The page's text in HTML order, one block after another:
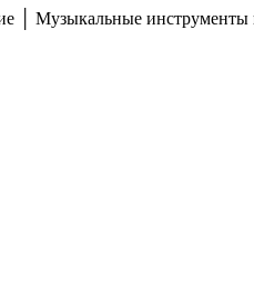
│ Музыкальные